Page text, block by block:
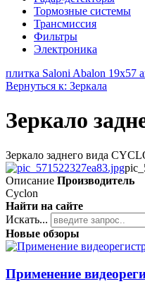
Тормозные системы
Трансмиссия
Фильтры
Электроника
плитка Saloni Abalon 19x57
Вернуться к: Зеркала
Зеркало
Зеркало заднего вида
Описание Производитель
Cyclon
Найти на сайте
Искать...
Новые обзоры
Применение